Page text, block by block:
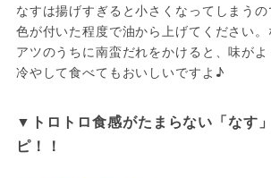
なすは揚げすぎると小さくなってしまう
色が付いた程度で油から上げてください
アツのうちに南蛮だれをかけると、味がよ
冷やして食べてもおいしいですよ♪
▼トロトロ食感がたまらない「なす
ピ！！